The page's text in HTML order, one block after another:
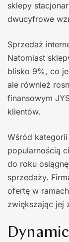
sklepy
dwucyfrowe
Sprzedaż
Natomiast
blisko 9%, co
ale również
finansowym
klientów.
Wśród
popularnością
do roku
sprzedaży.
ofertę w
zwiększając jej